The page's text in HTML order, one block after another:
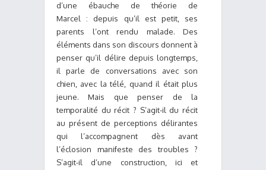
d’une ébauche de théorie de
Marcel : depuis qu’il est petit, ses
parents l’ont rendu malade. Des
éléments dans son discours donnent à
penser qu’il délire depuis longtemps,
il parle de conversations avec son
chien, avec la télé, quand il était plus
jeune. Mais que penser de la
temporalité du récit ? S’agit-il du récit
au présent de perceptions délirantes
qui l’accompagnent dès avant
l’éclosion manifeste des troubles ?
S’agit-il d’une construction, ici et